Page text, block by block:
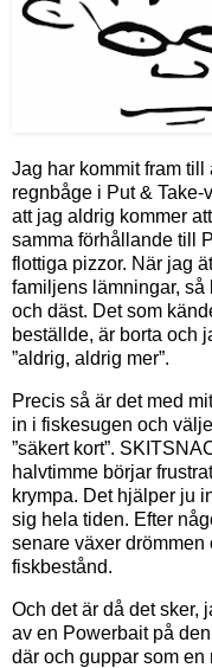
Jag har kommit fram
regnbåge i Put & Take-
att jag aldrig kommer
samma förhållande till
flottiga pizzor. När jag
familjens lämningar,
och däst. Det som
beställde, är borta och
”aldrig, aldrig mer”.
Precis så är det med
in i fiskesugen och
”säkert kort”.
halvtimme börjar
krympa. Det hjälper ju
sig hela tiden. Efter
senare växer drömmen
fiskbestånd.
Och det är då det sker,
av en Powerbait på
där och guppar som